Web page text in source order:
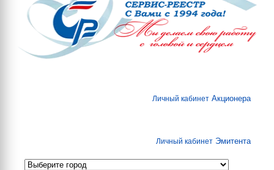
Личный кабинет Акционера
Личный кабинет Эмитента